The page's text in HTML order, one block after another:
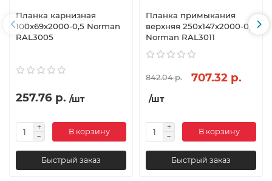
Планка карнизная
100х69х2000-0,5 Norman
RAL3005
257.76 р. /шт
В корзину
Быстрый заказ
Планка примыкания
верхняя 250х147х2000-0,5
Norman RAL3011
842.04 р. 707.32 р.
/шт
В корзину
Быстрый заказ